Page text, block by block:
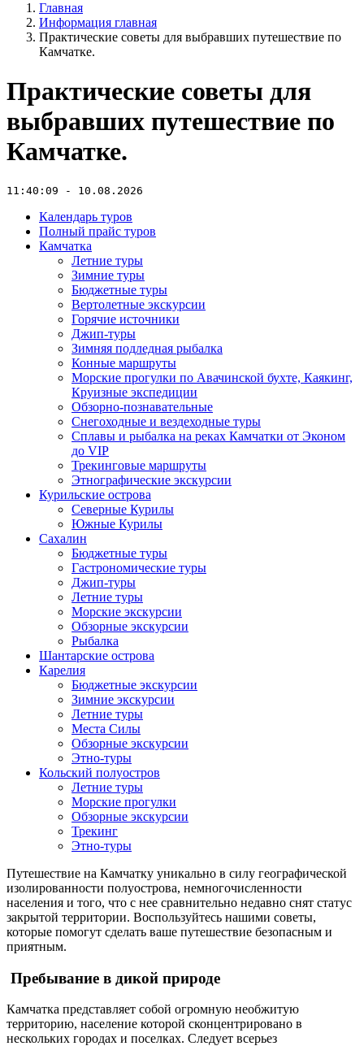
Главная
Информация главная
Практические советы для выбравших путешествие по
Камчатке.
Практические советы для
выбравших путешествие по
Камчатке.
11:40:09 - 10.08.2026
Календарь туров
Полный прайс туров
Камчатка
Летние туры
Зимние туры
Бюджетные туры
Вертолетные экскурсии
Горячие источники
Джип-туры
Зимняя подледная рыбалка
Конные маршруты
Морские прогулки по Авачинской бухте, Каякинг,
Круизные экспедиции
Обзорно-познавательные
Снегоходные и вездеходные туры
Сплавы и рыбалка на реках Камчатки от Эконом
до VIP
Трекинговые маршруты
Этнографические экскурсии
Курильские острова
Северные Курилы
Южные Курилы
Сахалин
Бюджетные туры
Гастрономические туры
Джип-туры
Летние туры
Морские экскурсии
Обзорные экскурсии
Рыбалка
Шантарские острова
Карелия
Бюджетные экскурсии
Зимние экскурсии
Летние туры
Места Силы
Обзорные экскурсии
Этно-туры
Кольский полуостров
Летние туры
Морские прогулки
Обзорные экскурсии
Трекинг
Этно-туры
Путешествие на Камчатку уникально в силу географической
изолированности полуострова, немногочисленности
населения и того, что с нее сравнительно недавно снят статус
закрытой территории. Воспользуйтесь нашими советы,
которые помогут сделать ваше путешествие безопасным и
приятным.
Пребывание в дикой природе
Камчатка представляет собой огромную необжитую
территорию, население которой сконцентрировано в
нескольких городах и поселках. Следует всерьез